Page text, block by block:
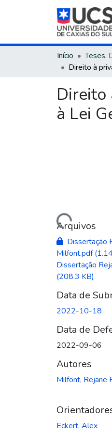
Início
Direito
à Lei
Carregando...Arquivos
Dissertação
Milfont.pdf
Dissertação
(208.3 KB)
Data de
2022-10-18
Data de
2022-09-06
Autores
Milfont, Rejane
Eckert, Alex